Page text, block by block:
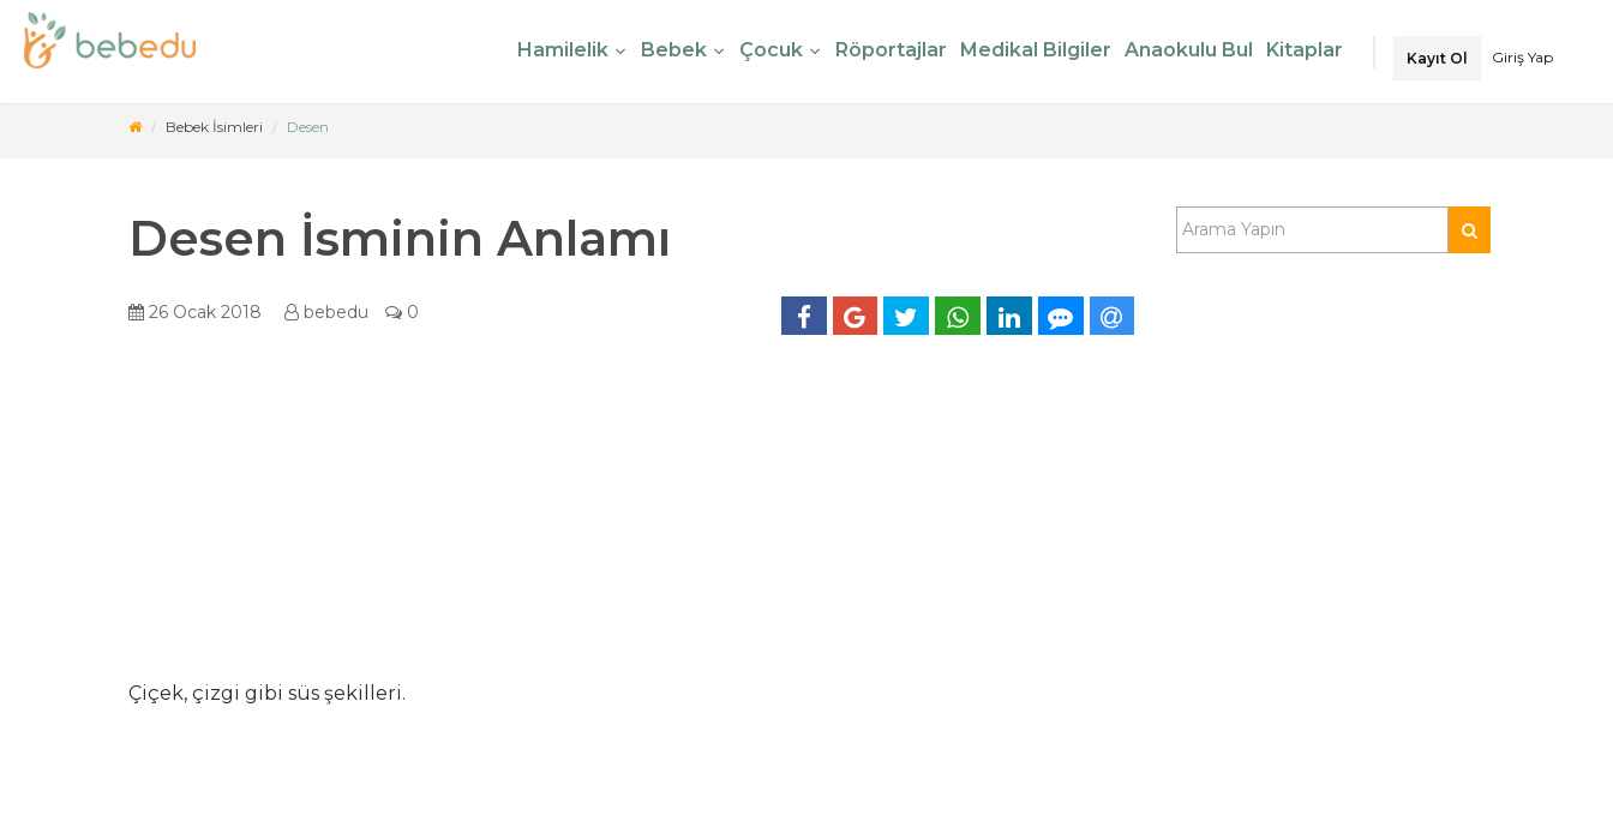
Hamilelik Bebek Çocuk Röportajlar Medikal Bilgiler Anaokulu Bul Kitaplar Kayıt Ol Giriş Yap
Bebek İsimleri Desen
Desen İsminin Anlamı
26 Ocak 2018 bebedu 0
Çiçek, çizgi gibi süs şekilleri.